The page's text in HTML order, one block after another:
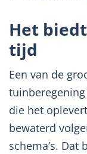
Het
tijd
Een van de
die het
bewaterd
schema’s. Dat